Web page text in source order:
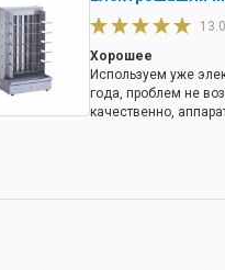
блюда – на высшем
Хорошее
Используем уже
года, проблем не
качественно,